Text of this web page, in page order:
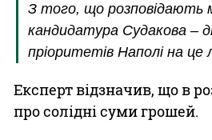
З того, що розповідають
кандидатура Судакова –
пріоритетів Наполі на це
Експерт відзначив, що в
про солідні суми грошей.